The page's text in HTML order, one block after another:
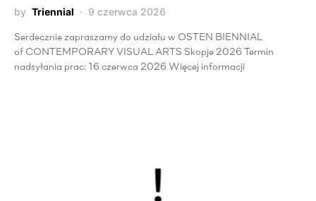
by Triennial 9 czerwca 2026
Serdecznie zapraszamy do udziału w OSTEN BIENNIAL
of CONTEMPORARY VISUAL ARTS Skopje 2026 Termin
nadsyłania prac: 16 czerwca 2026 Więcej informacji